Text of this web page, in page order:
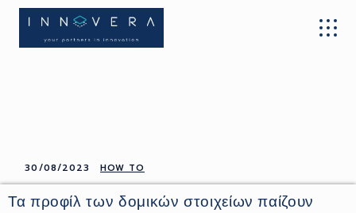
30/08/2023 HOW TO
Τα προφίλ των δομικών στοιχείων παίζουν